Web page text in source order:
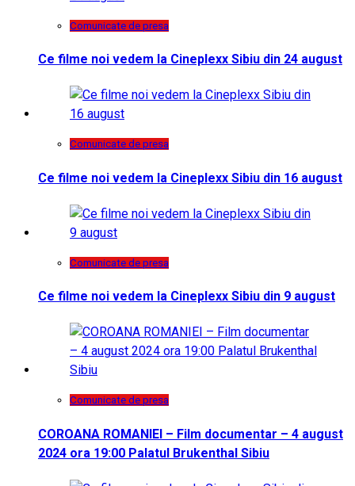
Comunicate de presa
Ce filme noi vedem la Cineplexx Sibiu din 24 august
Comunicate de presa
Ce filme noi vedem la Cineplexx Sibiu din 16 august
Comunicate de presa
Ce filme noi vedem la Cineplexx Sibiu din 9 august
Comunicate de presa
COROANA ROMANIEI – Film documentar – 4 august
2024 ora 19:00 Palatul Brukenthal Sibiu